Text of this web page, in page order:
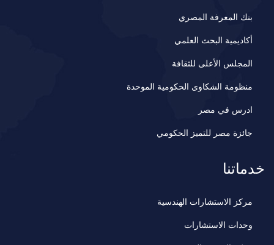
بنك المعرفة المصري
أكاديمية البحث العلمي
المجلس الأعلى للثقافة
منظومة الشكاوى الحكومية الموحدة
ادرس في مصر
جائزة مصر للتميز الحكومي
خدماتنا
مركز الاستشارات الهندسية
وحدات الاستشارات